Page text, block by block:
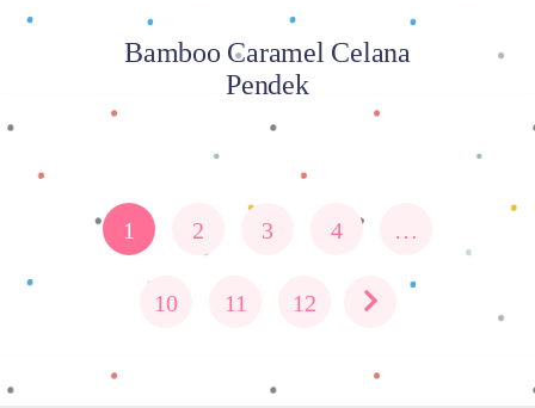
Bamboo Caramel Celana
Pendek
1 2 3 4 …
10 11 12